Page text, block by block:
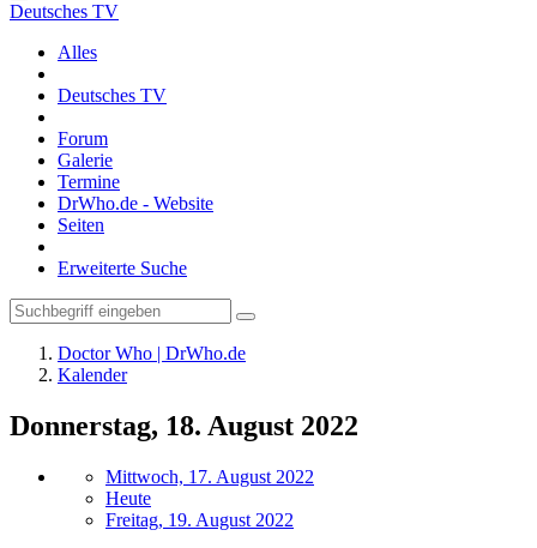
Deutsches TV
Alles
Deutsches TV
Forum
Galerie
Termine
DrWho.de - Website
Seiten
Erweiterte Suche
Doctor Who | DrWho.de
Kalender
Donnerstag, 18. August 2022
Mittwoch, 17. August 2022
Heute
Freitag, 19. August 2022